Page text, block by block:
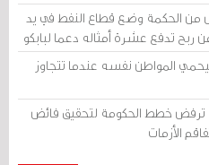
من الحكمة وضع قطاع النفط في يد
ربح تدفع عشرة أمثاله دعما لبابكو
المواطن نفسه عندما تتجاوز
ترفض خطط الحكومة لتحقيق فائض
الأزمات